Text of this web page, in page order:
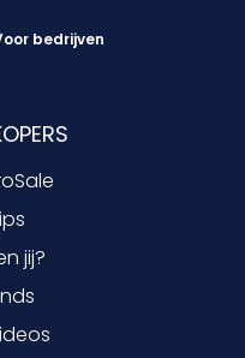
bedrijven
jij?